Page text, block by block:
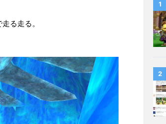
る走る。
1
2